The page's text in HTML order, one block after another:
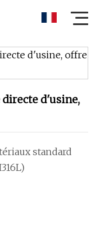
d'usine,
standard